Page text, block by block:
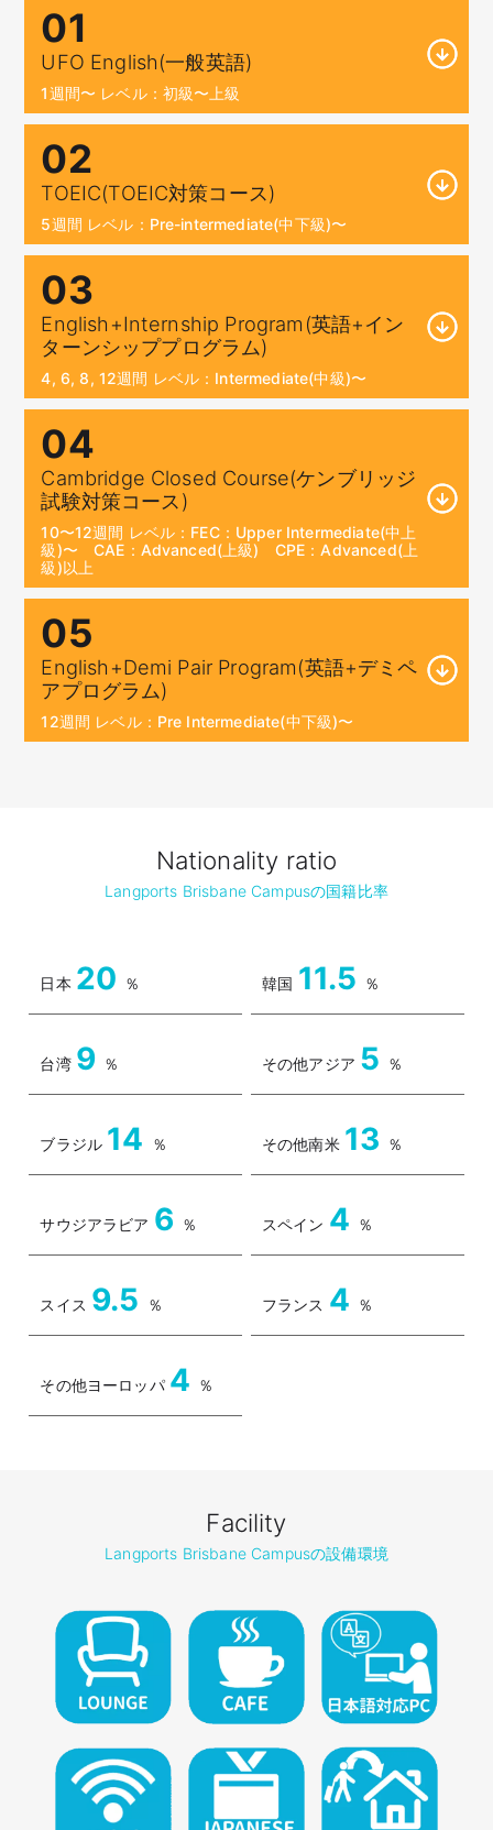
01
UFO English(一般英語)
1週間〜 レベル：初級〜上級
02
TOEIC(TOEIC対策コース)
5週間 レベル：Pre-intermediate(中下級)〜
03
English+Internship Program(英語+イン
ターンシッププログラム)
4, 6, 8, 12週間 レベル：Intermediate(中級)〜
04
Cambridge Closed Course(ケンブリッジ
試験対策コース)
10〜12週間 レベル：FEC：Upper Intermediate(中上
級)〜 CAE：Advanced(上級) CPE：Advanced(上
級)以上
05
English+Demi Pair Program(英語+デミペ
アプログラム)
12週間 レベル：Pre Intermediate(中下級)〜
Nationality ratio
Langports Brisbane Campusの国籍比率
日本 20 ％ 韓国 11.5 ％
台湾 9 ％ その他アジア 5 ％
ブラジル 14 ％ その他南米 13 ％
サウジアラビア 6 ％ スペイン 4 ％
スイス 9.5 ％ フランス 4 ％
その他ヨーロッパ 4 ％
Facility
Langports Brisbane Campusの設備環境